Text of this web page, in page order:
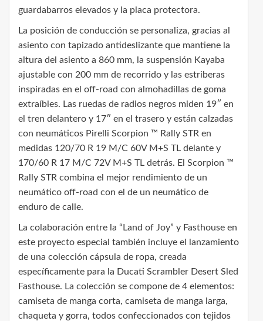
guardabarros elevados y la placa protectora.
La posición de conducción se personaliza, gracias al
asiento con tapizado antideslizante que mantiene la
altura del asiento a 860 mm, la suspensión Kayaba
ajustable con 200 mm de recorrido y las estriberas
inspiradas en el off-road con almohadillas de goma
extraíbles. Las ruedas de radios negros miden 19″ en
el tren delantero y 17″ en el trasero y están calzadas
con neumáticos Pirelli Scorpion ™ Rally STR en
medidas 120/70 R 19 M/C 60V M+S TL delante y
170/60 R 17 M/C 72V M+S TL detrás. El Scorpion ™
Rally STR combina el mejor rendimiento de un
neumático off-road con el de un neumático de
enduro de calle.
La colaboración entre la “Land of Joy” y Fasthouse en
este proyecto especial también incluye el lanzamiento
de una colección cápsula de ropa, creada
específicamente para la Ducati Scrambler Desert Sled
Fasthouse. La colección se compone de 4 elementos:
camiseta de manga corta, camiseta de manga larga,
chaqueta y gorra, todos confeccionados con tejidos